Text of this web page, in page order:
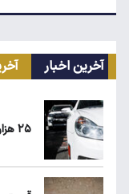
آخرین اخبار
۲۵ هزار خودروی کارکرده در راه ایران